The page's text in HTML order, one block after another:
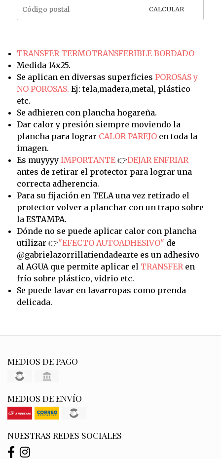
CALCULAR
TRANSFER TERMOTRANSFERIBLE BORDADO
Medida 14x25.
Se aplican en diversas superficies POROSAS y
NO POROSAS. Ej: tela,madera,metal, plástico
etc.
Se adhieren con plancha hogareña.
Dar calor y presión siempre moviendo la
plancha para lograr CALOR PAREJOen toda la
imagen.
Es muyyyy IMPORTANTE👉DEJAR ENFRIAR
antes de retirar el protector para lograr una
correcta adherencia.
Para su fijación en TELA una vez retirado el
protector volver a planchar con un trapo sobre
la ESTAMPA.
Dónde no se puede aplicar calor con plancha
utilizar 👉"EFECTO AUTOADHESIVO" de
@gabrielazorrillatiendadearte es un adhesivo
al AGUA que permite aplicar el TRANSFERen
frío sobre plástico, vidrio etc.
Se puede lavar en lavarropas como prenda
delicada.
MEDIOS DE PAGO
MEDIOS DE ENVÍO
NUESTRAS REDES SOCIALES